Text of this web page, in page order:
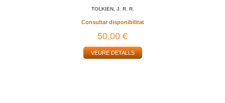
TOLKIEN, J. R. R.
Consultar disponibilitat
50,00 €
VEURE DETALLS